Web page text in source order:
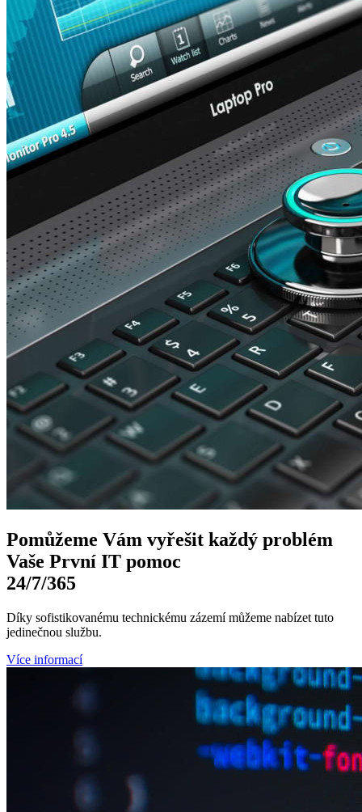
Pomůžeme Vám vyřešit každý problém
Vaše První IT pomoc
24/7/365
Díky sofistikovanému technickému zázemí můžeme nabízet tuto
jedinečnou službu.
Více informací